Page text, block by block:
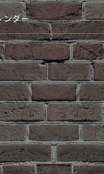
ンダー